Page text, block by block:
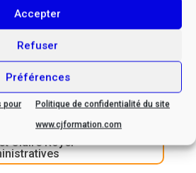
Accepter
Refuser
Préférences
pour Politique de confidentialité du site
www.cjformation.com
handicap
et numérique
Claire Royer